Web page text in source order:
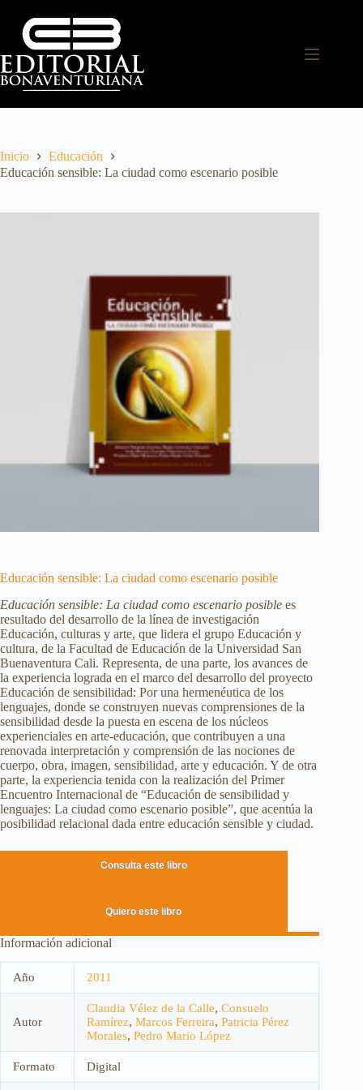
Inicio
Educación
Educación sensible: La ciudad como escenario posible
Educación sensible: La ciudad como escenario posible
Educación sensible: La ciudad como escenario posible es
resultado del desarrollo de la línea de investigación
Educación, culturas y arte, que lidera el grupo Educación y
cultura, de la Facultad de Educación de la Universidad San
Buenaventura Cali. Representa, de una parte, los avances de
la experiencia lograda en el marco del desarrollo del proyecto
Educación de sensibilidad: Por una hermenéutica de los
lenguajes, donde se construyen nuevas comprensiones de la
sensibilidad desde la puesta en escena de los núcleos
experienciales en arte-educación, que contribuyen a una
renovada interpretación y comprensión de las nociones de
cuerpo, obra, imagen, sensibilidad, arte y educación. Y de otra
parte, la experiencia tenida con la realización del Primer
Encuentro Internacional de “Educación de sensibilidad y
lenguajes: La ciudad como escenario posible”, que acentúa la
posibilidad relacional dada entre educación sensible y ciudad.
Consulta este libro
Quiero este libro
Información adicional
Año 2011
Autor
Claudia Vélez de la Calle, Consuelo
Ramírez, Marcos Ferreira, Patricia Pérez
Morales, Pedro Mario López
Formato Digital